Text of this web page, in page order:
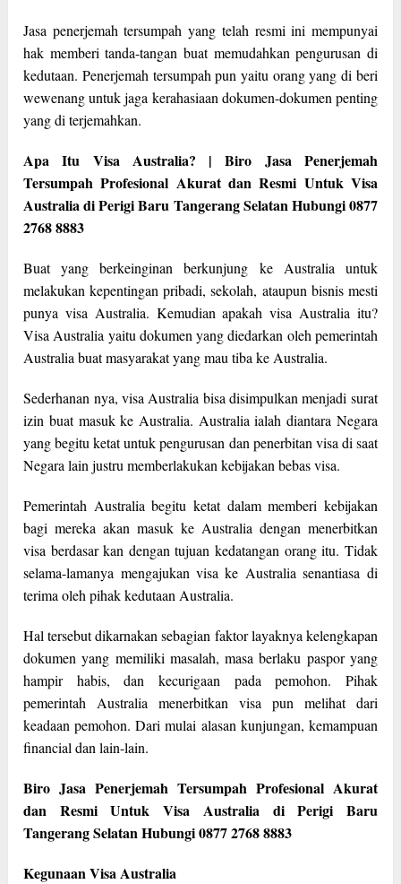
Jasa penerjemah tersumpah yang telah resmi ini mempunyai
hak memberi tanda-tangan buat memudahkan pengurusan di
kedutaan. Penerjemah tersumpah pun yaitu orang yang di beri
wewenang untuk jaga kerahasiaan dokumen-dokumen penting
yang di terjemahkan.
Apa Itu Visa Australia? | Biro Jasa Penerjemah
Tersumpah Profesional Akurat dan Resmi Untuk Visa
Australia di Perigi Baru Tangerang Selatan Hubungi 0877
2768 8883
Buat yang berkeinginan berkunjung ke Australia untuk
melakukan kepentingan pribadi, sekolah, ataupun bisnis mesti
punya visa Australia. Kemudian apakah visa Australia itu?
Visa Australia yaitu dokumen yang diedarkan oleh pemerintah
Australia buat masyarakat yang mau tiba ke Australia.
Sederhanan nya, visa Australia bisa disimpulkan menjadi surat
izin buat masuk ke Australia. Australia ialah diantara Negara
yang begitu ketat untuk pengurusan dan penerbitan visa di saat
Negara lain justru memberlakukan kebijakan bebas visa.
Pemerintah Australia begitu ketat dalam memberi kebijakan
bagi mereka akan masuk ke Australia dengan menerbitkan
visa berdasar kan dengan tujuan kedatangan orang itu. Tidak
selama-lamanya mengajukan visa ke Australia senantiasa di
terima oleh pihak kedutaan Australia.
Hal tersebut dikarnakan sebagian faktor layaknya kelengkapan
dokumen yang memiliki masalah, masa berlaku paspor yang
hampir habis, dan kecurigaan pada pemohon. Pihak
pemerintah Australia menerbitkan visa pun melihat dari
keadaan pemohon. Dari mulai alasan kunjungan, kemampuan
financial dan lain-lain.
Biro Jasa Penerjemah Tersumpah Profesional Akurat
dan Resmi Untuk Visa Australia di Perigi Baru
Tangerang Selatan Hubungi 0877 2768 8883
Kegunaan Visa Australia